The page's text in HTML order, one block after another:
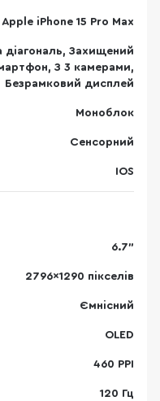
Apple iPhone 15 Pro Max
діагональ, Захищений
З 3 камерами,
Безрамковий дисплей
Моноблок
Сенсорний
IOS
6.7"
2796x1290 пікселів
Ємнісний
OLED
460 PPI
120 Гц